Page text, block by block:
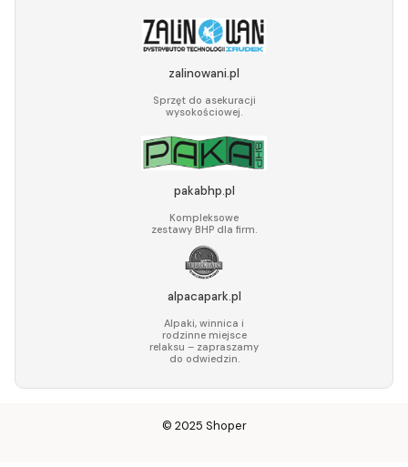
zalinowani.pl
Sprzęt do asekuracji
wysokościowej.
pakabhp.pl
Kompleksowe
zestawy BHP dla firm.
alpacapark.pl
Alpaki, winnica i
rodzinne miejsce
relaksu – zapraszamy
do odwiedzin.
© 2025 Shoper